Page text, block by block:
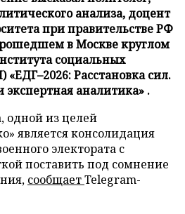
анализа, доцент
при правительстве РФ
в Москве круглом
социальных
Расстановка сил.
аналитика» .
одной из целей
является консолидация
электората с
поставить под сомнение
сообщаетTelegram-